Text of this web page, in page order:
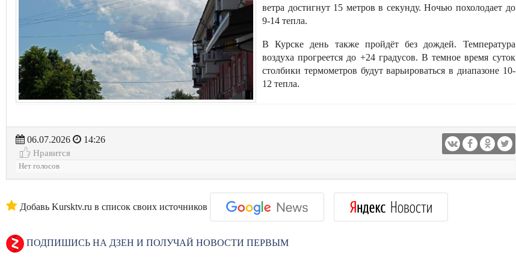
ветра достигнут 15 метров в секунду. Ночью похолодает до
9-14 тепла.
В Курске день также пройдёт без дождей. Температура
воздуха прогреется до +24 градусов. В темное время суток
столбики термометров будут варьироваться в диапазоне 10-
12 тепла.
06.07.2026
14:26
Нравится
Нет голосов
Добавь Kursktv.ru в список своих источников
ПОДПИШИСЬ НА ДЗЕН И ПОЛУЧАЙ НОВОСТИ ПЕРВЫМ